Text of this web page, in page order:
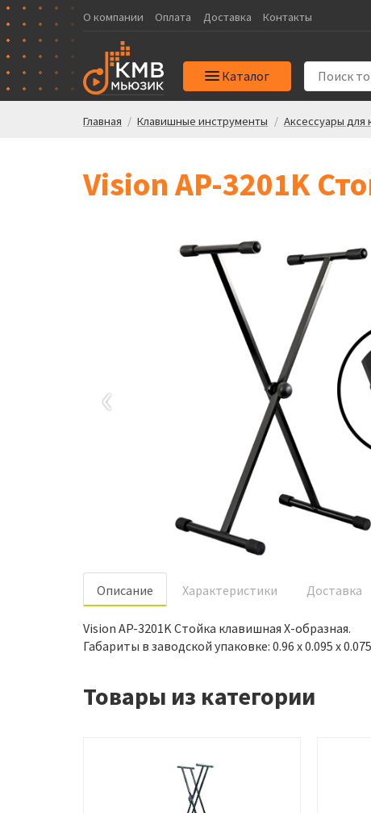
О компании Оплата Доставка Контакты
Каталог
Главная / Клавишные инструменты / Аксессуары для
Vision AP-3201K
‹
Oписание Характеристики Доставка
Vision AP-3201K Стойка клавишная Х-образная.
Габариты в заводской упаковке: 0.96 x 0.095 x
Товары из категории